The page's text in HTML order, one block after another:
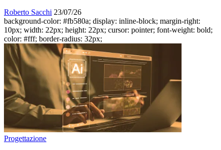
Roberto Sacchi 23/07/26
background-color: #fb580a; display: inline-block; margin-right:
10px; width: 22px; height: 22px; cursor: pointer; font-weight: bold;
color: #fff; border-radius: 32px;
Progettazione